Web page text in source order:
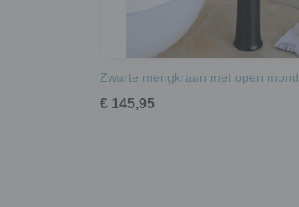
Zwarte mengkraan met open mond
€ 145,95